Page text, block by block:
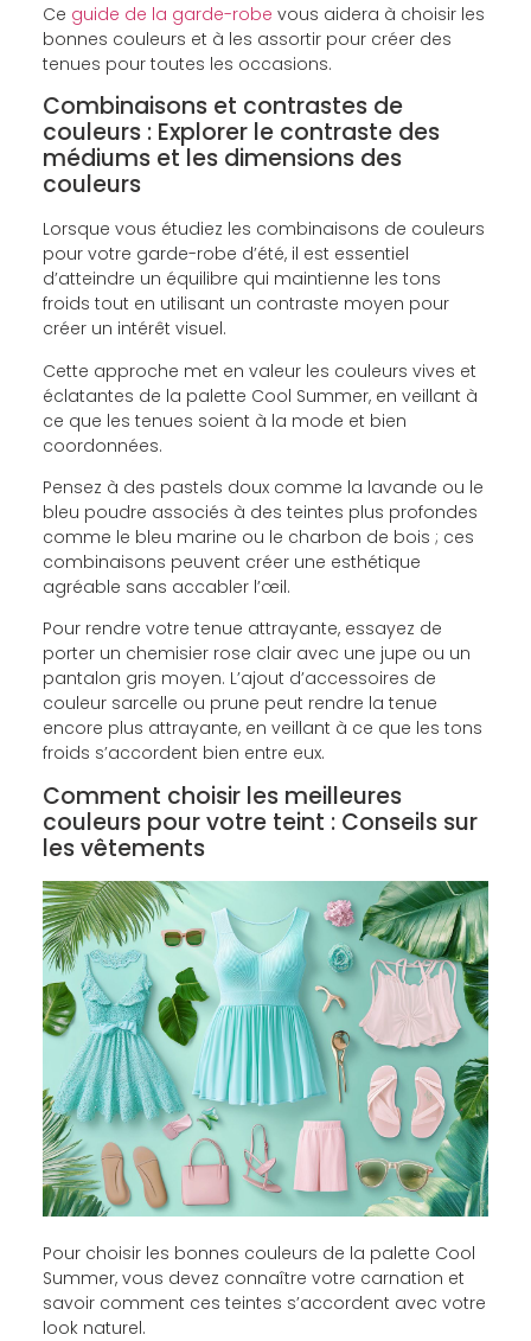
Ce guide de la garde-robe vous aidera à choisir les
bonnes couleurs et à les assortir pour créer des
tenues pour toutes les occasions.
Combinaisons et contrastes de
couleurs : Explorer le contraste des
médiums et les dimensions des
couleurs
Lorsque vous étudiez les combinaisons de couleurs
pour votre garde-robe d’été, il est essentiel
d’atteindre un équilibre qui maintienne les tons
froids tout en utilisant un contraste moyen pour
créer un intérêt visuel.
Cette approche met en valeur les couleurs vives et
éclatantes de la palette Cool Summer, en veillant à
ce que les tenues soient à la mode et bien
coordonnées.
Pensez à des pastels doux comme la lavande ou le
bleu poudre associés à des teintes plus profondes
comme le bleu marine ou le charbon de bois ; ces
combinaisons peuvent créer une esthétique
agréable sans accabler l’œil.
Pour rendre votre tenue attrayante, essayez de
porter un chemisier rose clair avec une jupe ou un
pantalon gris moyen. L’ajout d’accessoires de
couleur sarcelle ou prune peut rendre la tenue
encore plus attrayante, en veillant à ce que les tons
froids s’accordent bien entre eux.
Comment choisir les meilleures
couleurs pour votre teint : Conseils sur
les vêtements
Pour choisir les bonnes couleurs de la palette Cool
Summer, vous devez connaître votre carnation et
savoir comment ces teintes s’accordent avec votre
look naturel.